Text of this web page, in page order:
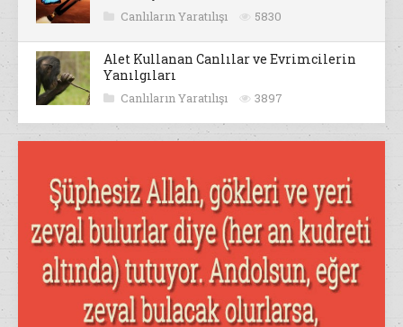
Canlıların Yaratılışı 5830
Alet Kullanan Canlılar ve Evrimcilerin
Yanılgıları
Canlıların Yaratılışı 3897